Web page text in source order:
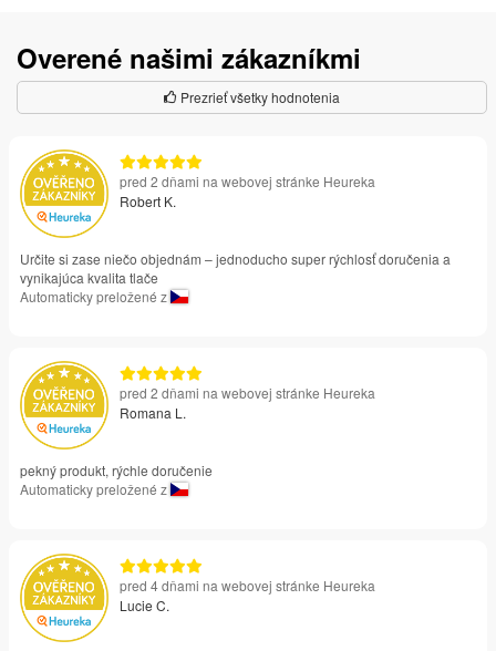
Overené našimi zákazníkmi
Prezrieť všetky hodnotenia
pred 2 dňami na webovej stránke Heureka
Robert K.
Určite si zase niečo objednám – jednoducho super rýchlosť doručenia a
vynikajúca kvalita tlače
Automaticky preložené z
pred 2 dňami na webovej stránke Heureka
Romana L.
pekný produkt, rýchle doručenie
Automaticky preložené z
pred 4 dňami na webovej stránke Heureka
Lucie C.